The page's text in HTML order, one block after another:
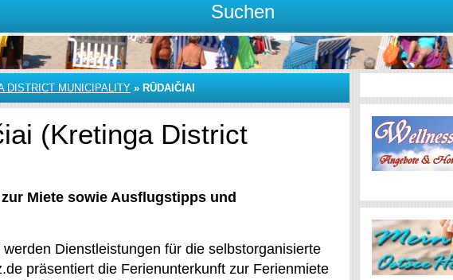
Suchen
DISTRICT MUNICIPALITY » RŪDAIČIAI
(Kretinga District
Miete sowie Ausflugstipps und
Dienstleistungen für die selbstorganisierte
präsentiert die Ferienunterkunft zur Ferienmiete